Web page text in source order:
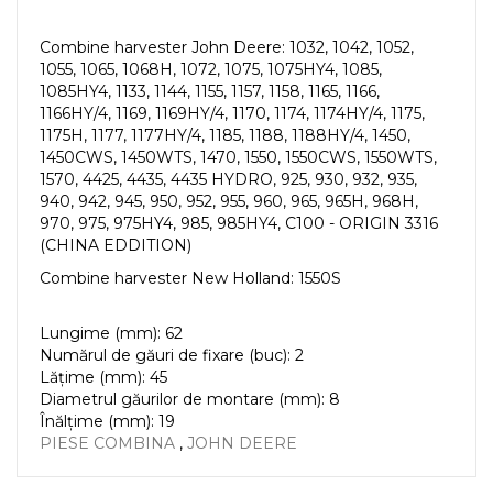
Combine harvester John Deere: 1032, 1042, 1052,
1055, 1065, 1068H, 1072, 1075, 1075HY4, 1085,
1085HY4, 1133, 1144, 1155, 1157, 1158, 1165, 1166,
1166HY/4, 1169, 1169HY/4, 1170, 1174, 1174HY/4, 1175,
1175H, 1177, 1177HY/4, 1185, 1188, 1188HY/4, 1450,
1450CWS, 1450WTS, 1470, 1550, 1550CWS, 1550WTS,
1570, 4425, 4435, 4435 HYDRO, 925, 930, 932, 935,
940, 942, 945, 950, 952, 955, 960, 965, 965H, 968H,
970, 975, 975HY4, 985, 985HY4, C100 - ORIGIN 3316
(CHINA EDDITION)
Combine harvester New Holland: 1550S
Lungime (mm): 62
Numărul de găuri de fixare (buc): 2
Lățime (mm): 45
Diametrul găurilor de montare (mm): 8
Înălțime (mm): 19
PIESE COMBINA , JOHN DEERE